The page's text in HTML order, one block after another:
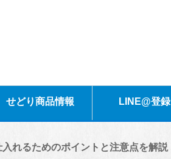
せどり商品情報 LINE@登録
れるためのポイントと注意点を解説